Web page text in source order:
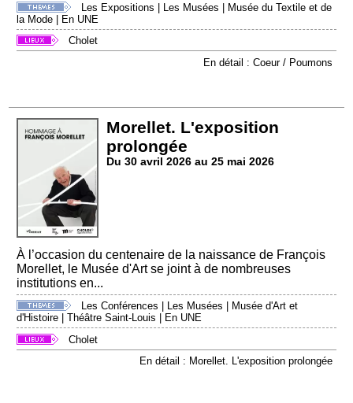
Les Expositions | Les Musées | Musée du Textile et de
la Mode | En UNE
Cholet
En détail : Coeur / Poumons
Morellet. L'exposition
prolongée
Du 30 avril 2026 au 25 mai 2026
À l’occasion du centenaire de la naissance de François
Morellet, le Musée d'Art se joint à de nombreuses
institutions en...
Les Conférences Les Musées
Musée d'Art et
d'Histoire |Théâtre Saint-Louis
En UNE
Cholet
En détail : Morellet. L'exposition prolongée